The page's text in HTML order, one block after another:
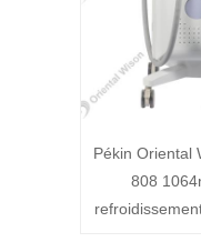
Pékin Oriental
808